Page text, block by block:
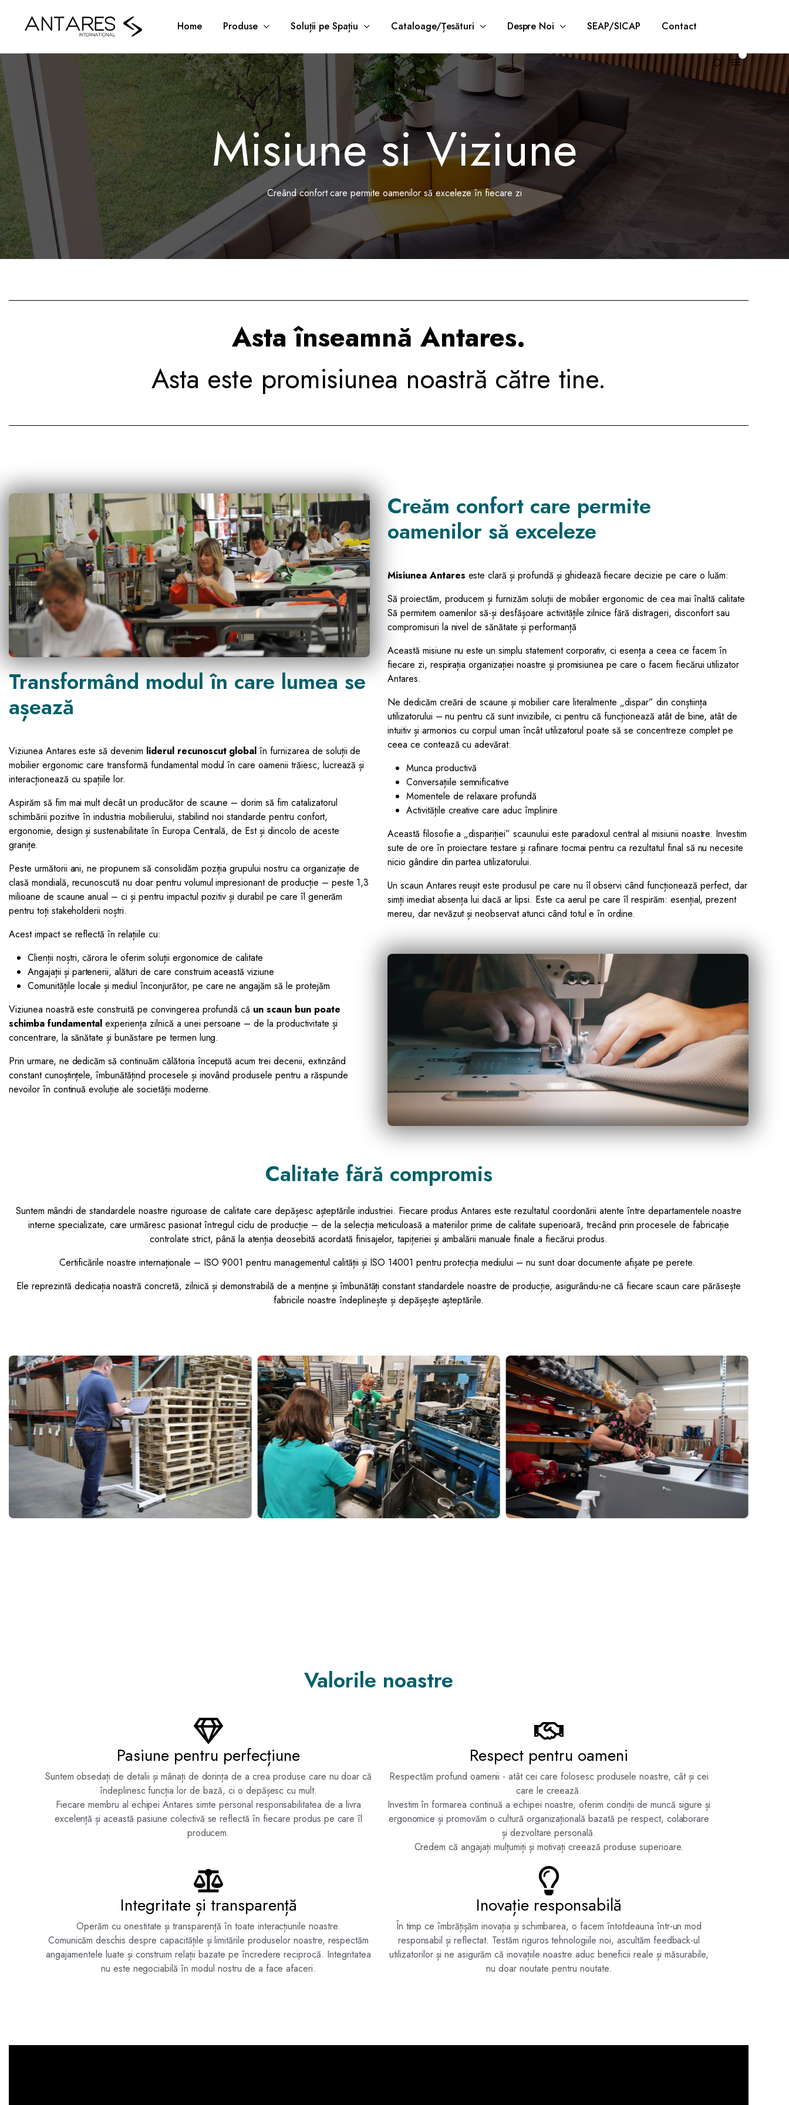
Home Produse Soluții pe Spațiu Cataloage/Țesături Despre Noi SEAP/SICAP Contact
Misiune si Viziune
Creând confort care permite oamenilor să exceleze în fiecare zi
Asta înseamnă Antares.
Asta este promisiunea noastră către tine.
Transformând modul în care lumea se
așează
Viziunea Antares este să devenim liderul recunoscut global în furnizarea de soluții de
mobilier ergonomic care transformă fundamental modul în care oamenii trăiesc, lucrează și
interacționează cu spațiile lor.
Aspirăm să fim mai mult decât un producător de scaune – dorim să fim catalizatorul
schimbării pozitive în industria mobilierului, stabilind noi standarde pentru confort,
ergonomie, design și sustenabilitate în Europa Centrală, de Est și dincolo de aceste
granițe.
Peste următorii ani, ne propunem să consolidăm poziția grupului nostru ca organizație de
clasă mondială, recunoscută nu doar pentru volumul impresionant de producție – peste 1,3
milioane de scaune anual – ci și pentru impactul pozitiv și durabil pe care îl generăm
pentru toți stakeholderii noștri.
Acest impact se reflectă în relațiile cu:
Clienții noștri, cărora le oferim soluții ergonomice de calitate
Angajații și partenerii, alături de care construim această viziune
Comunitățile locale și mediul înconjurător, pe care ne angajăm să le protejăm
Viziunea noastră este construită pe convingerea profundă că un scaun bun poate
schimba fundamental experiența zilnică a unei persoane – de la productivitate și
concentrare, la sănătate și bunăstare pe termen lung.
Prin urmare, ne dedicăm să continuăm călătoria începută acum trei decenii, extinzând
constant cunoștințele, îmbunătățind procesele și inovând produsele pentru a răspunde
nevoilor în continuă evoluție ale societății moderne.
Creăm confort care permite
oamenilor să exceleze
Misiunea Antares este clară și profundă și ghidează fiecare decizie pe care o luăm:
Să proiectăm, producem și furnizăm soluții de mobilier ergonomic de cea mai înaltă calitate
Să permitem oamenilor să-și desfășoare activitățile zilnice fără distrageri, disconfort sau
compromisuri la nivel de sănătate și performanță
Această misiune nu este un simplu statement corporativ, ci esența a ceea ce facem în
fiecare zi, respirația organizației noastre și promisiunea pe care o facem fiecărui utilizator
Antares.
Ne dedicăm creării de scaune și mobilier care literalmente „dispar” din conștiința
utilizatorului – nu pentru că sunt invizibile, ci pentru că funcționează atât de bine, atât de
intuitiv și armonios cu corpul uman încât utilizatorul poate să se concentreze complet pe
ceea ce contează cu adevărat:
Munca productivă
Conversațiile semnificative
Momentele de relaxare profundă
Activitățile creative care aduc împlinire
Această filosofie a „dispariției” scaunului este paradoxul central al misiunii noastre. Investim
sute de ore în proiectare testare și rafinare tocmai pentru ca rezultatul final să nu necesite
nicio gândire din partea utilizatorului.
Un scaun Antares reușit este produsul pe care nu îl observi când funcționează perfect, dar
simți imediat absența lui dacă ar lipsi. Este ca aerul pe care îl respirăm: esențial, prezent
mereu, dar nevăzut și neobservat atunci când totul e în ordine.
Calitate fără compromis
Suntem mândri de standardele noastre riguroase de calitate care depășesc așteptările industriei. Fiecare produs Antares este rezultatul coordonării atente între departamentele noastre
interne specializate, care urmăresc pasionat întregul ciclu de producție – de la selecția meticuloasă a materiilor prime de calitate superioară, trecând prin procesele de fabricație
controlate strict, până la atenția deosebită acordată finisajelor, tapițeriei și ambalării manuale finale a fiecărui produs.
Certificările noastre internaționale – ISO 9001 pentru managementul calității și ISO 14001 pentru protecția mediului – nu sunt doar documente afișate pe perete.
Ele reprezintă dedicația noastră concretă, zilnică și demonstrabilă de a menține și îmbunătăți constant standardele noastre de producție, asigurându-ne că fiecare scaun care părăsește
fabricile noastre îndeplinește și depășește așteptările.
Valorile noastre
Pasiune pentru perfecțiune
Suntem obsedați de detalii și mânați de dorința de a crea produse care nu doar că
îndeplinesc funcția lor de bază, ci o depășesc cu mult.
Fiecare membru al echipei Antares simte personal responsabilitatea de a livra
excelență și această pasiune colectivă se reflectă în fiecare produs pe care îl
producem.
Respect pentru oameni
Respectăm profund oamenii - atât cei care folosesc produsele noastre, cât și cei
care le creează.
Investim în formarea continuă a echipei noastre, oferim condiții de muncă sigure și
ergonomice și promovăm o cultură organizațională bazată pe respect, colaborare
și dezvoltare personală.
Credem că angajați mulțumiți și motivați creează produse superioare.
Integritate și transparență
Operăm cu onestitate și transparență în toate interacțiunile noastre.
Comunicăm deschis despre capacitățile și limitările produselor noastre, respectăm
angajamentele luate și construim relații bazate pe încredere reciprocă. Integritatea
nu este negociabilă în modul nostru de a face afaceri.
Inovație responsabilă
În timp ce îmbrățișăm inovația și schimbarea, o facem întotdeauna într-un mod
responsabil și reflectat. Testăm riguros tehnologiile noi, ascultăm feedback-ul
utilizatorilor și ne asigurăm că inovațiile noastre aduc beneficii reale și măsurabile,
nu doar noutate pentru noutate.